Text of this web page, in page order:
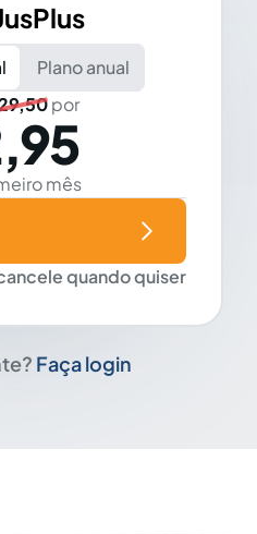
Plano anual
por
mês
quando quiser
Faça login